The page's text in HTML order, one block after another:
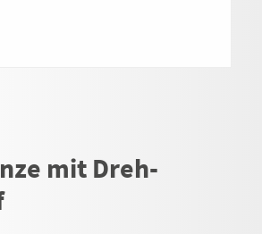
mit Dreh-